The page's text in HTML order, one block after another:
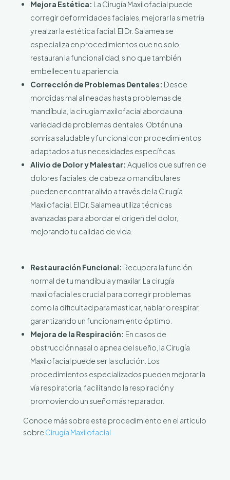
Mejora Estética: La Cirugía Maxilofacial puede
corregir deformidades faciales, mejorar la simetría
y realzar la estética facial. El Dr. Salamea se
especializa en procedimientos que no solo
restauran la funcionalidad, sino que también
embellecen tu apariencia.
Corrección de Problemas Dentales: Desde
mordidas mal alineadas hasta problemas de
mandíbula, la cirugía maxilofacial aborda una
variedad de problemas dentales. Obtén una
sonrisa saludable y funcional con procedimientos
adaptados a tus necesidades específicas.
Alivio de Dolor y Malestar: Aquellos que sufren de
dolores faciales, de cabeza o mandibulares
pueden encontrar alivio a través de la Cirugía
Maxilofacial. El Dr. Salamea utiliza técnicas
avanzadas para abordar el origen del dolor,
mejorando tu calidad de vida.
Restauración Funcional: Recupera la función
normal de tu mandíbula y maxilar. La cirugía
maxilofacial es crucial para corregir problemas
como la dificultad para masticar, hablar o respirar,
garantizando un funcionamiento óptimo.
Mejora de la Respiración: En casos de
obstrucción nasal o apnea del sueño, la Cirugía
Maxilofacial puede ser la solución. Los
procedimientos especializados pueden mejorar la
vía respiratoria, facilitando la respiración y
promoviendo un sueño más reparador.
Conoce más sobre este procedimiento en el articulo
sobre Cirugía Maxilofacial